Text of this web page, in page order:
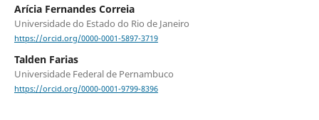
Arícia Fernandes Correia
Universidade do Estado do Rio de Janeiro
https://orcid.org/0000-0001-5897-3719
Talden Farias
Universidade Federal de Pernambuco
https://orcid.org/0000-0001-9799-8396